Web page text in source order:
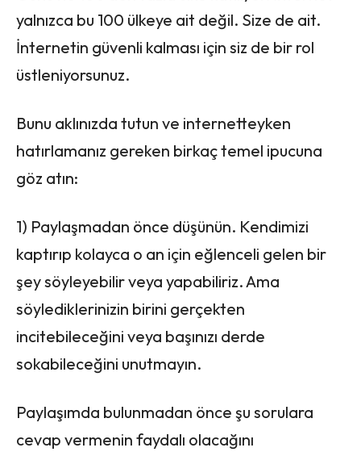
yalnızca bu 100 ülkeye ait değil. Size de ait.
İnternetin güvenli kalması için siz de bir rol
üstleniyorsunuz.
Bunu aklınızda tutun ve internetteyken
hatırlamanız gereken birkaç temel ipucuna
göz atın:
1) Paylaşmadan önce düşünün. Kendimizi
kaptırıp kolayca o an için eğlenceli gelen bir
şey söyleyebilir veya yapabiliriz. Ama
söylediklerinizin birini gerçekten
incitebileceğini veya başınızı derde
sokabileceğini unutmayın.
Paylaşımda bulunmadan önce şu sorulara
cevap vermenin faydalı olacağını